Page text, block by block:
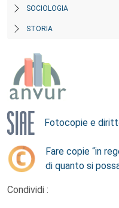
SOCIOLOGIA
STORIA
Fotocopie e
Fare copie “in
di quanto si
Condividi :